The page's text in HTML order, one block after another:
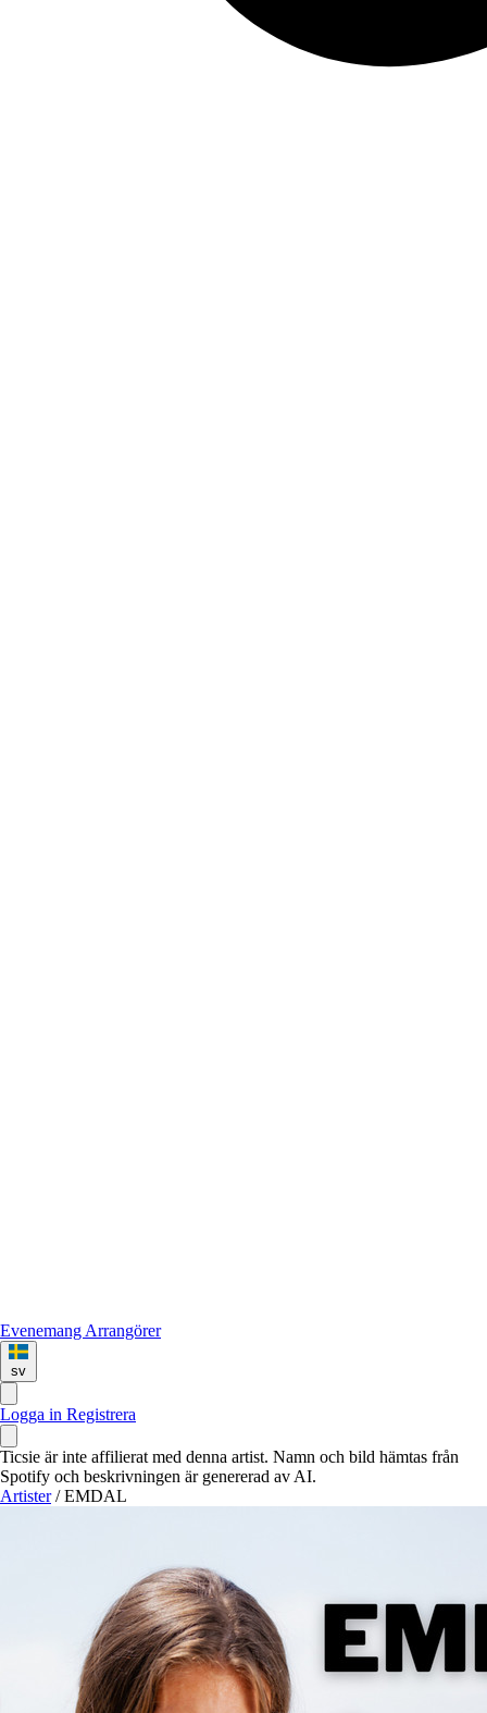
Evenemang Arrangörer
sv
Logga in Registrera
Ticsie är inte affilierat med denna artist. Namn och bild hämtas från
Spotify och beskrivningen är genererad av AI.
Artister / EMDAL